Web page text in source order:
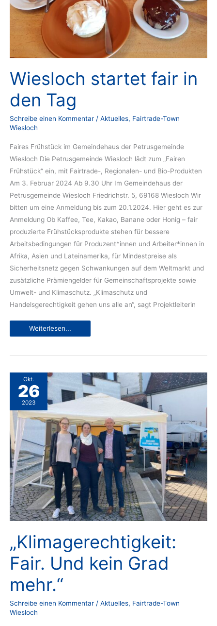
Wiesloch startet fair in
den Tag
Schreibe einen Kommentar / Aktuelles, Fairtrade-Town
Wiesloch
Faires Frühstück im Gemeindehaus der Petrusgemeinde
Wiesloch Die Petrusgemeinde Wiesloch lädt zum „Fairen
Frühstück“ ein, mit Fairtrade-, Regionalen- und Bio-Produkten
Am 3. Februar 2024 Ab 9.30 Uhr Im Gemeindehaus der
Petrusgemeinde Wiesloch Friedrichstr. 5, 69168 Wiesloch Wir
bitten um eine Anmeldung bis zum 20.1.2024. Hier geht es zur
Anmeldung Ob Kaffee, Tee, Kakao, Banane oder Honig – fair
produzierte Frühstücksprodukte stehen für bessere
Arbeitsbedingungen für Produzent*innen und Arbeiter*innen in
Afrika, Asien und Lateinamerika, für Mindestpreise als
Sicherheitsnetz gegen Schwankungen auf dem Weltmarkt und
zusätzliche Prämiengelder für Gemeinschaftsprojekte sowie
Umwelt- und Klimaschutz. „Klimaschutz und
Handelsgerechtigkeit gehen uns alle an“, sagt Projektleiterin
Wiesloch
Weiterlesen...
Okt.
26
2023
„Klimagerechtigkeit:
Fair. Und kein Grad
mehr.“
Schreibe einen Kommentar / Aktuelles, Fairtrade-Town
Wiesloch